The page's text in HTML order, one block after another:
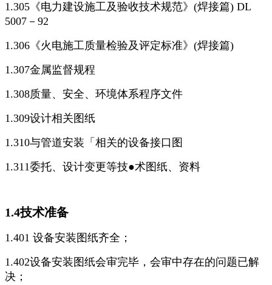
1.305《电力建设施工及验收技术规范》(焊接篇) DL
5007－92
1.306《火电施工质量检验及评定标准》(焊接篇)
1.307金属监督规程
1.308质量、安全、环境体系程序文件
1.309设计相关图纸
1.310与管道安装「相关的设备接口图
1.311委托、设计变更等技●术图纸、资料
1.4技术准备
1.401 设备安装图纸齐全；
1.402设备安装图纸会审完毕，会审中存在的问题已解
决；